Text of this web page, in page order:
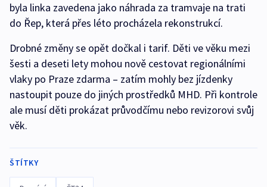
byla linka zavedena jako náhrada za tramvaje na trati
do Řep, která přes léto procházela rekonstrukcí.
Drobné změny se opět dočkal i tarif. Děti ve věku mezi
šesti a deseti lety mohou nově cestovat regionálními
vlaky po Praze zdarma – zatím mohly bez jízdenky
nastoupit pouze do jiných prostředků MHD. Při kontrole
ale musí děti prokázat průvodčímu nebo revizorovi svůj
věk.
ŠTÍTKY